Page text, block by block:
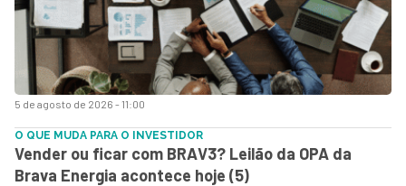
5 de agosto de 2026 - 11:00
O QUE MUDA PARA O INVESTIDOR
Vender ou ficar com BRAV3? Leilão da OPA da
Brava Energia acontece hoje (5)